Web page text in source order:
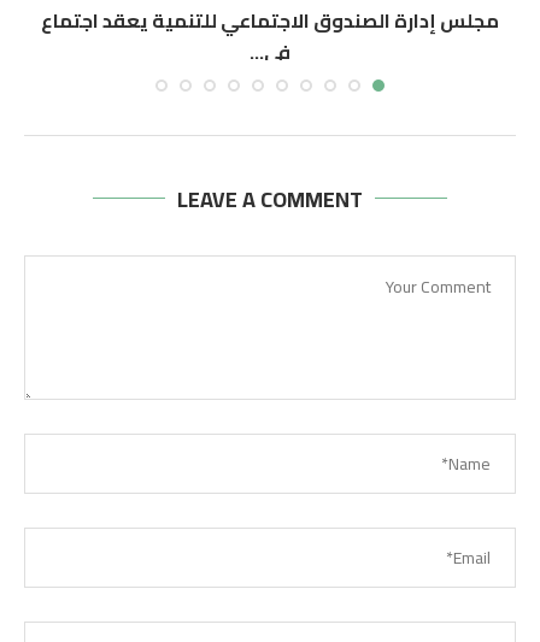
مجلس إدارة الصندوق الاجتماعي للتنمية يعقد اجتماع
في...
أغسطس 5, 2026
LEAVE A COMMENT